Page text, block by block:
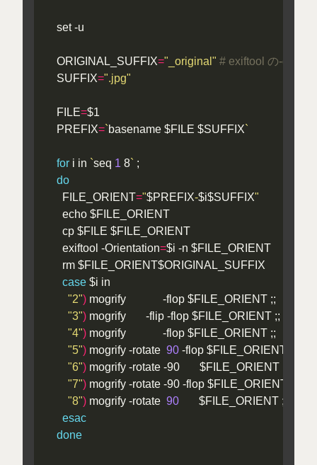
ORIGINAL_SUFFIX="_original" # exiftool の-
SUFFIX=".jpg"
FILE=
PREFIX=`basename $FILE $SUFFIX`
for i in `seq 1 8`
do
  FILE_ORIENT
="$PREFIX-$i$SUFFIX"
  exiftool -Orientation
=
case
"2")
"3")
"4")
"5") mogrify -rotate 90
"6")
"7")
"8") mogrify -rotate 90
esac
done